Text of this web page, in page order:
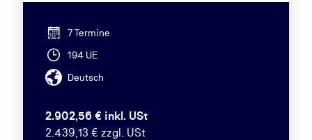
7 Termine
194 UE
Deutsch
2.902,56 € inkl. USt
2.439,13 € zzgl. USt